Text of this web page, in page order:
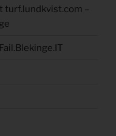
turf.lundkvist.com –
Fail.Blekinge.IT